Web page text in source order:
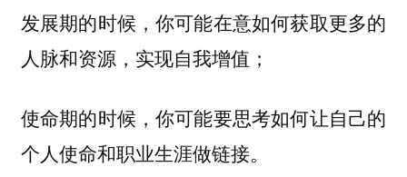
发展期的时候，你可能在意如何获取更多的
人脉和资源，实现自我增值；
使命期的时候，你可能要思考如何让自己的
个人使命和职业生涯做链接。